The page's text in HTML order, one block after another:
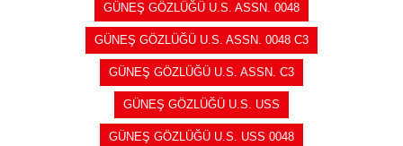
GÜNEŞ GÖZLÜĞÜ U.S. ASSN. 0048
GÜNEŞ GÖZLÜĞÜ U.S. ASSN. 0048 C3
GÜNEŞ GÖZLÜĞÜ U.S. ASSN. C3
GÜNEŞ GÖZLÜĞÜ U.S. USS
GÜNEŞ GÖZLÜĞÜ U.S. USS 0048